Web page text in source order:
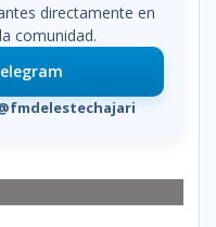
directamente en
comunidad.